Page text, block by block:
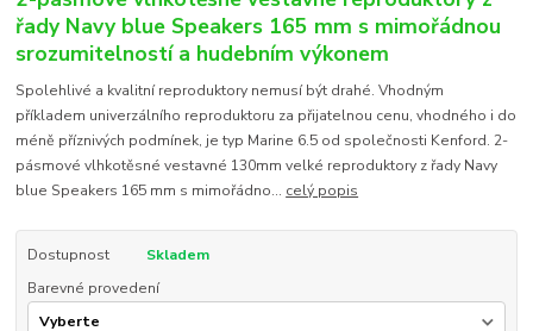
řady Navy blue Speakers 165 mm s mimořádnou
srozumitelností a hudebním výkonem
Spolehlivé a kvalitní reproduktory nemusí být drahé. Vhodným
příkladem univerzálního reproduktoru za přijatelnou cenu, vhodného i do
méně příznivých podmínek, je typ Marine 6.5 od společnosti Kenford. 2-
pásmové vlhkotěsné vestavné 130mm velké reproduktory z řady Navy
blue Speakers 165 mm s mimořádno... celý popis
Dostupnost
Skladem
Barevné provedení